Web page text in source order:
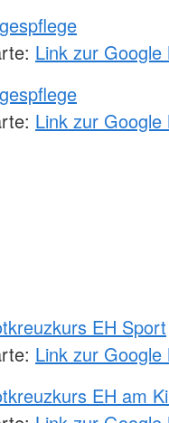
Link zur
Link zur
EH Sport
Link zur
EH am